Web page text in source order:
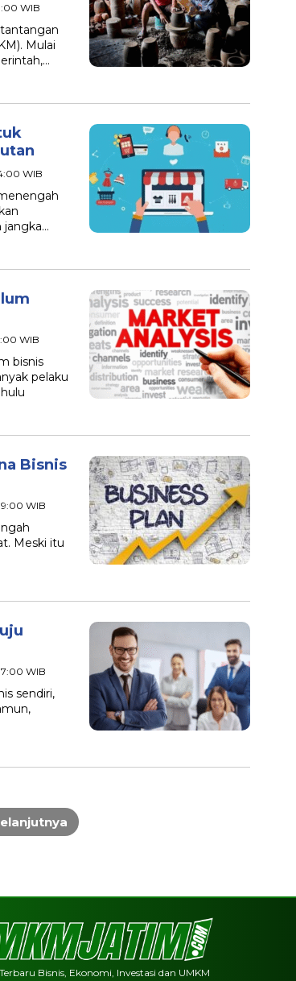
WIB
Mulai
WIB
jangka…
WIB
bisnis
pelaku
Bisnis
WIB
Meski itu
WIB
sendiri,
Bisnis, Ekonomi, Investasi dan UMKM